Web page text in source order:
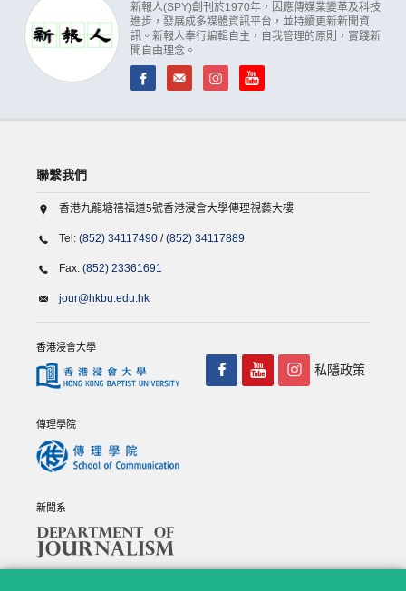
新報人(SPY)創刊於1970年，因應傳媒業變革及科技
進步，發展成多媒體資訊平台，並持續更新新聞資
訊。新報人奉行編輯自主，自我管理的原則，實踐新
聞自由理念。
聯繫我們
香港九龍塘禧福道5號香港浸會大學傳理視藝大樓
Tel: (852) 34117490 /(852) 34117889
Fax: (852) 23361691
jour@hkbu.edu.hk
香港浸會大學
傳理學院
新聞系
私隱政策